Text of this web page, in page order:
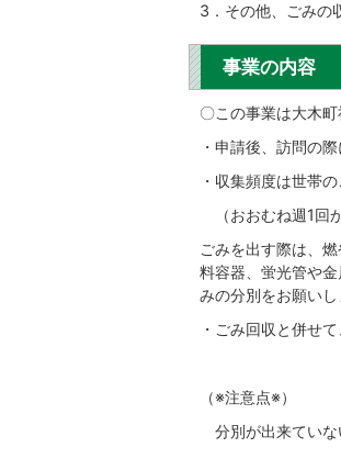
3．その他、ごみの
事業の内容
〇この事業は大木
・申請後、訪問の
・収集頻度は世帯
（おおむね週1回
ごみを出す際は、
料容器、蛍光管や
みの分別をお願いし
・ごみ回収と併せ
（※注意点※）
分別が出来ていな